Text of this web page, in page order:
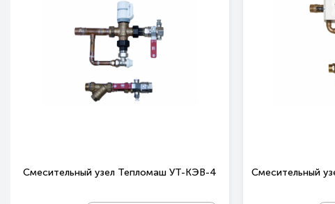
Полное наименование
Смесительный узел Тепломаш УТ-КЭВ-4 Смесительный